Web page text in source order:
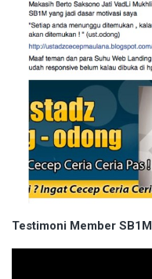
Testimoni Member SB1M